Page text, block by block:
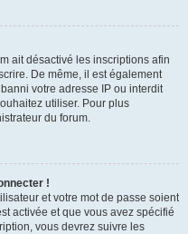
ait désactivé les inscriptions afin
De même, il est également
votre adresse IP ou interdit
utiliser. Pour plus
du forum.
!
et votre mot de passe soient
activée et que vous avez spécifié
vous devrez suivre les